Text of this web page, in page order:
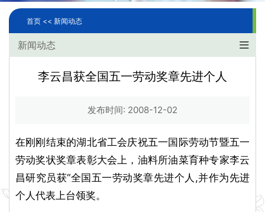
科学研究
人才队伍
党建文化
首页 << 新闻动态
新闻动态
李云昌获全国五一劳动奖章先进个人
发布时间: 2008-12-02
在刚刚结束的湖北省工会庆祝五一国际劳动节暨五一
劳动奖状奖章表彰大会上，油料所油菜育种专家李云
昌研究员获“全国五一劳动奖章先进个人,并作为先进
个人代表上台领奖。